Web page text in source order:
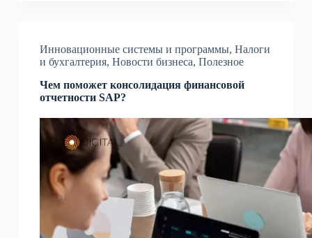
Инновационные системы и программы, Налоги
и бухгалтерия, Новости бизнеса, Полезное
Чем поможет консолидация финансовой
отчетности SAP?